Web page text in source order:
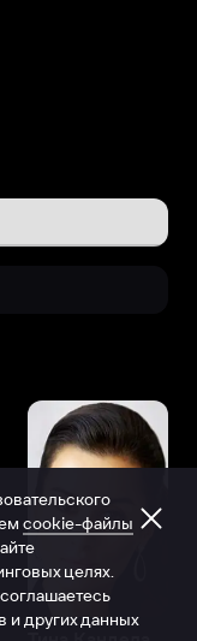
cookie-файлы
целях.
и других данных